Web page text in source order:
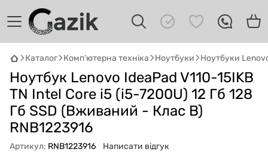
Каталог Комп'ютерна техніка Ноутбуки Ноутбуки
Ноутбук Lenovo IdeaPad V110-15IKB
TN Intel Core i5 (i5-7200U) 12 Гб 128
Гб SSD (Вживаний - Клас B)
RNB1223916
Артикул: RNB1223916 Написати відгук
GAZIK AI
Онлайн · пошук техніки
Привіт! 👋 Я Gazik AI — допоможу
підібрати вживану комп'ютерну техніку.
Що шукаєш?